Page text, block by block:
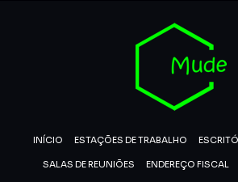
INÍCIO ESTAÇÕES DE TRABALHO
SALAS DE REUNIÕES ENDEREÇO FISCAL